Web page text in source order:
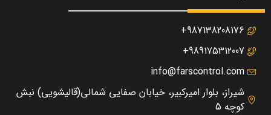
987138208176+
989175312007+
info@farscontrol.com
شیراز، بلوار امیرکبیر، خیابان صفایی شمالی(قالیشویی) نبش
کوچه 5